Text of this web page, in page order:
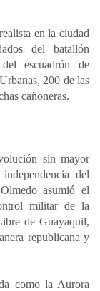
en la ciudad
del batallón
escuadrón de
200 de las
cañoneras.
sin mayor
del
asumió el
militar de la
de Guayaquil,
republicana y
como la Aurora